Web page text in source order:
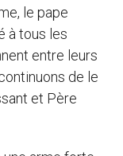
le pape
à tous les
entre leurs
de le
et Père